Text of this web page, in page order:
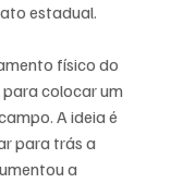
estadual.
físico do
colocar um
A ideia é
para trás a
a